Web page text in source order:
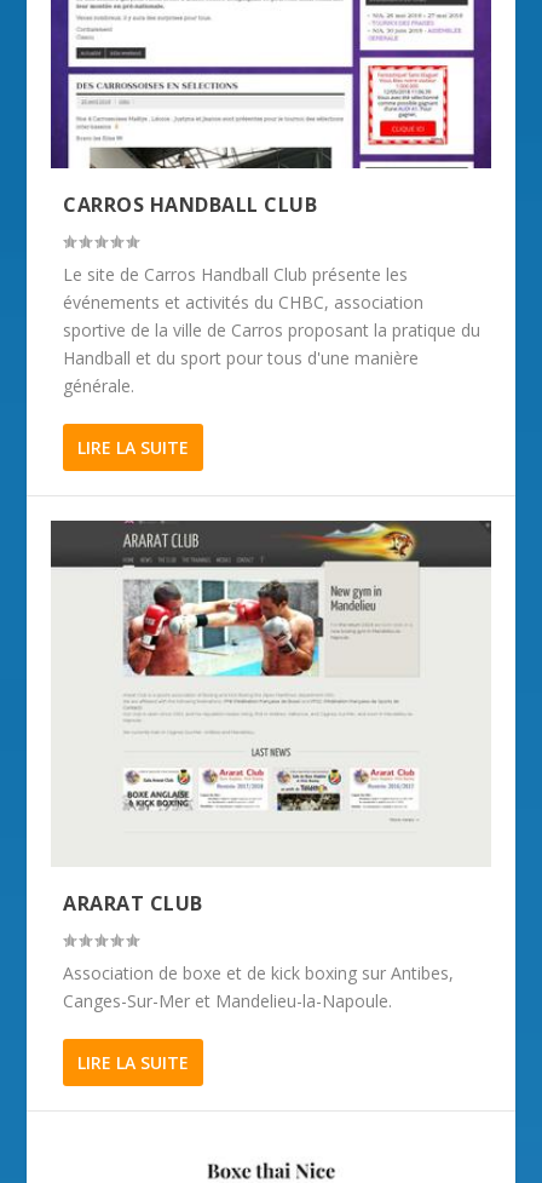
CARROS HANDBALL CLUB
Le site de Carros Handball Club présente les
événements et activités du CHBC, association
sportive de la ville de Carros proposant la pratique du
Handball et du sport pour tous d'une manière
générale.
LIRE LA SUITE
ARARAT CLUB
Association de boxe et de kick boxing sur Antibes,
Canges-Sur-Mer et Mandelieu-la-Napoule.
LIRE LA SUITE